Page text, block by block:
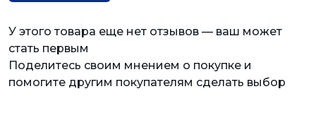
У этого товара еще нет отзывов — ваш может
стать первым
Поделитесь своим мнением о покупке и
помогите другим покупателям сделать выбор